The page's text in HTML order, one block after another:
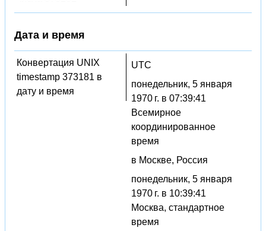
Дата и время
Конвертация UNIX
timestamp 373181 в
дату и время
UTC
понедельник, 5 января
1970 г. в 07:39:41
Всемирное
координированное
время
в Москве, Россия
понедельник, 5 января
1970 г. в 10:39:41
Москва, стандартное
время